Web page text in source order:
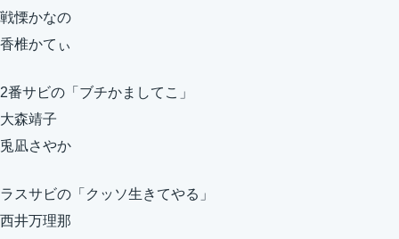
戦慄かなの
香椎かてぃ
2番サビの「ブチかましてこ」
大森靖子
兎凪さやか
ラスサビの「クッソ生きてやる」
西井万理那